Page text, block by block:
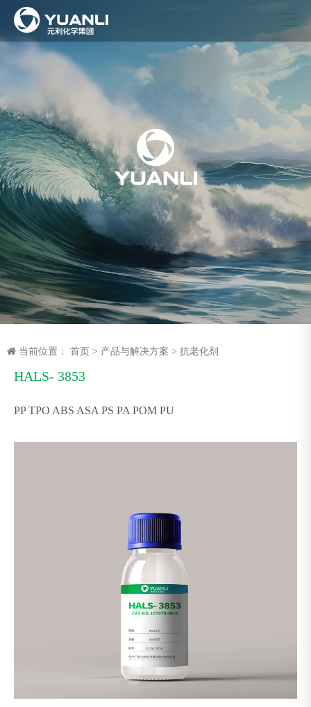
当前位置： 首页 > 产品与解决方案 > 抗老化剂
HALS- 3853
PP TPO ABS ASA PS PA POM PU